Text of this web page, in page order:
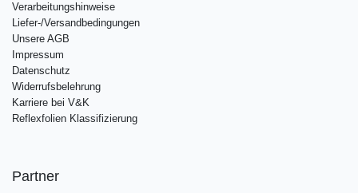
Verarbeitungshinweise
Liefer-/Versandbedingungen
Unsere AGB
Impressum
Datenschutz
Widerrufsbelehrung
Karriere bei V&K
Reflexfolien Klassifizierung
Partner